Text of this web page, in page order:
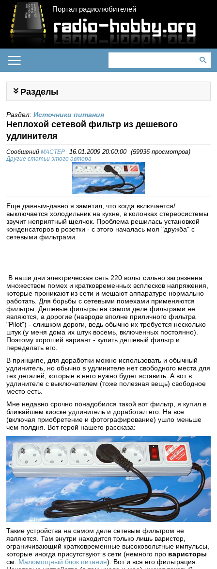
Портал радиолюбителей
Разделы
Раздел:Источники питания
Неплохой сетевой фильтр из дешевого
удлинителя
СообщенийMACTEP 16.01.2009 20:00:00 (59936 просмотров)
Другие статьи этого автора
Еще давным-давно я заметил, что когда включается/
выключается холодильник на кухне, в колонках стереосистемы
звучит неприятный щелчок. Проблема решилась установкой
конденсаторов в розетки - с этого началась моя "дружба" с
сетевыми фильтрами.
В наши дни электрическая сеть 220 вольт сильно загрязнена
множеством помех и кратковременных всплесков напряжения,
которые проникают из сети и мешают аппаратуре нормально
работать. Для борьбы с сетевыми помехами применяются
фильтры. Дешевые фильтры на самом деле фильтрами не
являются, а дорогие (навроде вполне приличного фильтра
"Pilot") - слишком дороги, ведь обычно их требуется несколько
штук (у меня дома их штук восемь, включенных постоянно).
Поэтому хороший вариант - купить дешевый фильтр и
переделать его.
В принципе, для доработки можно использовать и обычный
удлинитель, но обычно в удлинителе нет свободного места для
тех деталей, которые в него нужно будет вставить. А вот в
удлинителе с выключателем (тоже полезная вещь) свободное
место есть.
Мне недавно срочно понадобился такой вот фильтр, я купил в
ближайшем киоске удлинитель и доработал его. На все
(включая приобретение и фотографирование) ушло меньше
чем полдня. Вот герой нашего рассказа:
Такие устройства на самом деле сетевым фильтром не
являются. Там внутри находится только лишь варистор,
ограничивающий кратковременные высоковольтные импульсы,
которые иногда присутствуют в сети (немного про варисторы
см. Маломощный блок питания). Вот и вся его фильтрация.